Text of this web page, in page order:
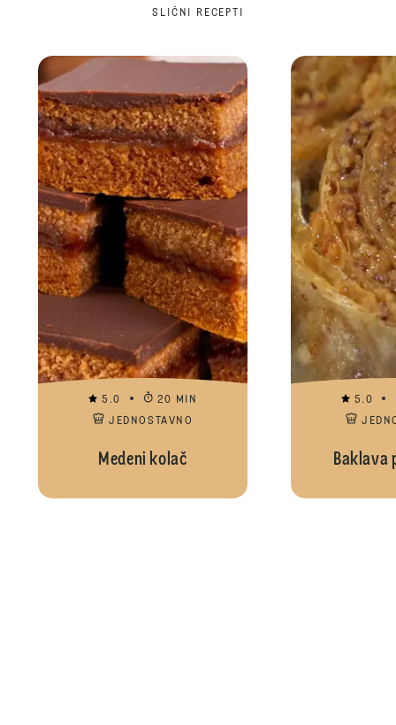
SLIČNI RECEPTI
5.0
20 MIN
JEDNOSTAVNO
Medeni kolač
5.0
Baklava